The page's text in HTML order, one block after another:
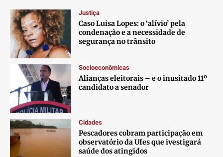
Justiça
Caso Luisa Lopes: o ‘alívio’ pela
condenação e a necessidade de
segurança no trânsito
Socioeconômicas
Alianças eleitorais – e o inusitado 11º
candidato a senador
Cidades
Pescadores cobram participação em
observatório da Ufes que ivestigará
saúde dos atingidos